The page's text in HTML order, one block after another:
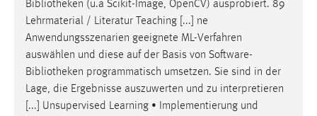
Bibliotheken (u.a Scikit-Image, OpenCV) ausprobiert. 89
Lehrmaterial / Literatur Teaching [...] ne
Anwendungsszenarien geeignete ML-Verfahren
auswählen und diese auf der Basis von Software-
Bibliotheken programmatisch umsetzen. Sie sind in der
Lage, die Ergebnisse auszuwerten und zu interpretieren
[...] Unsupervised Learning • Implementierung und